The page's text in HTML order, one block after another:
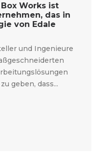
Works ist
das in
von Edale
und Ingenieure
geben, dass...